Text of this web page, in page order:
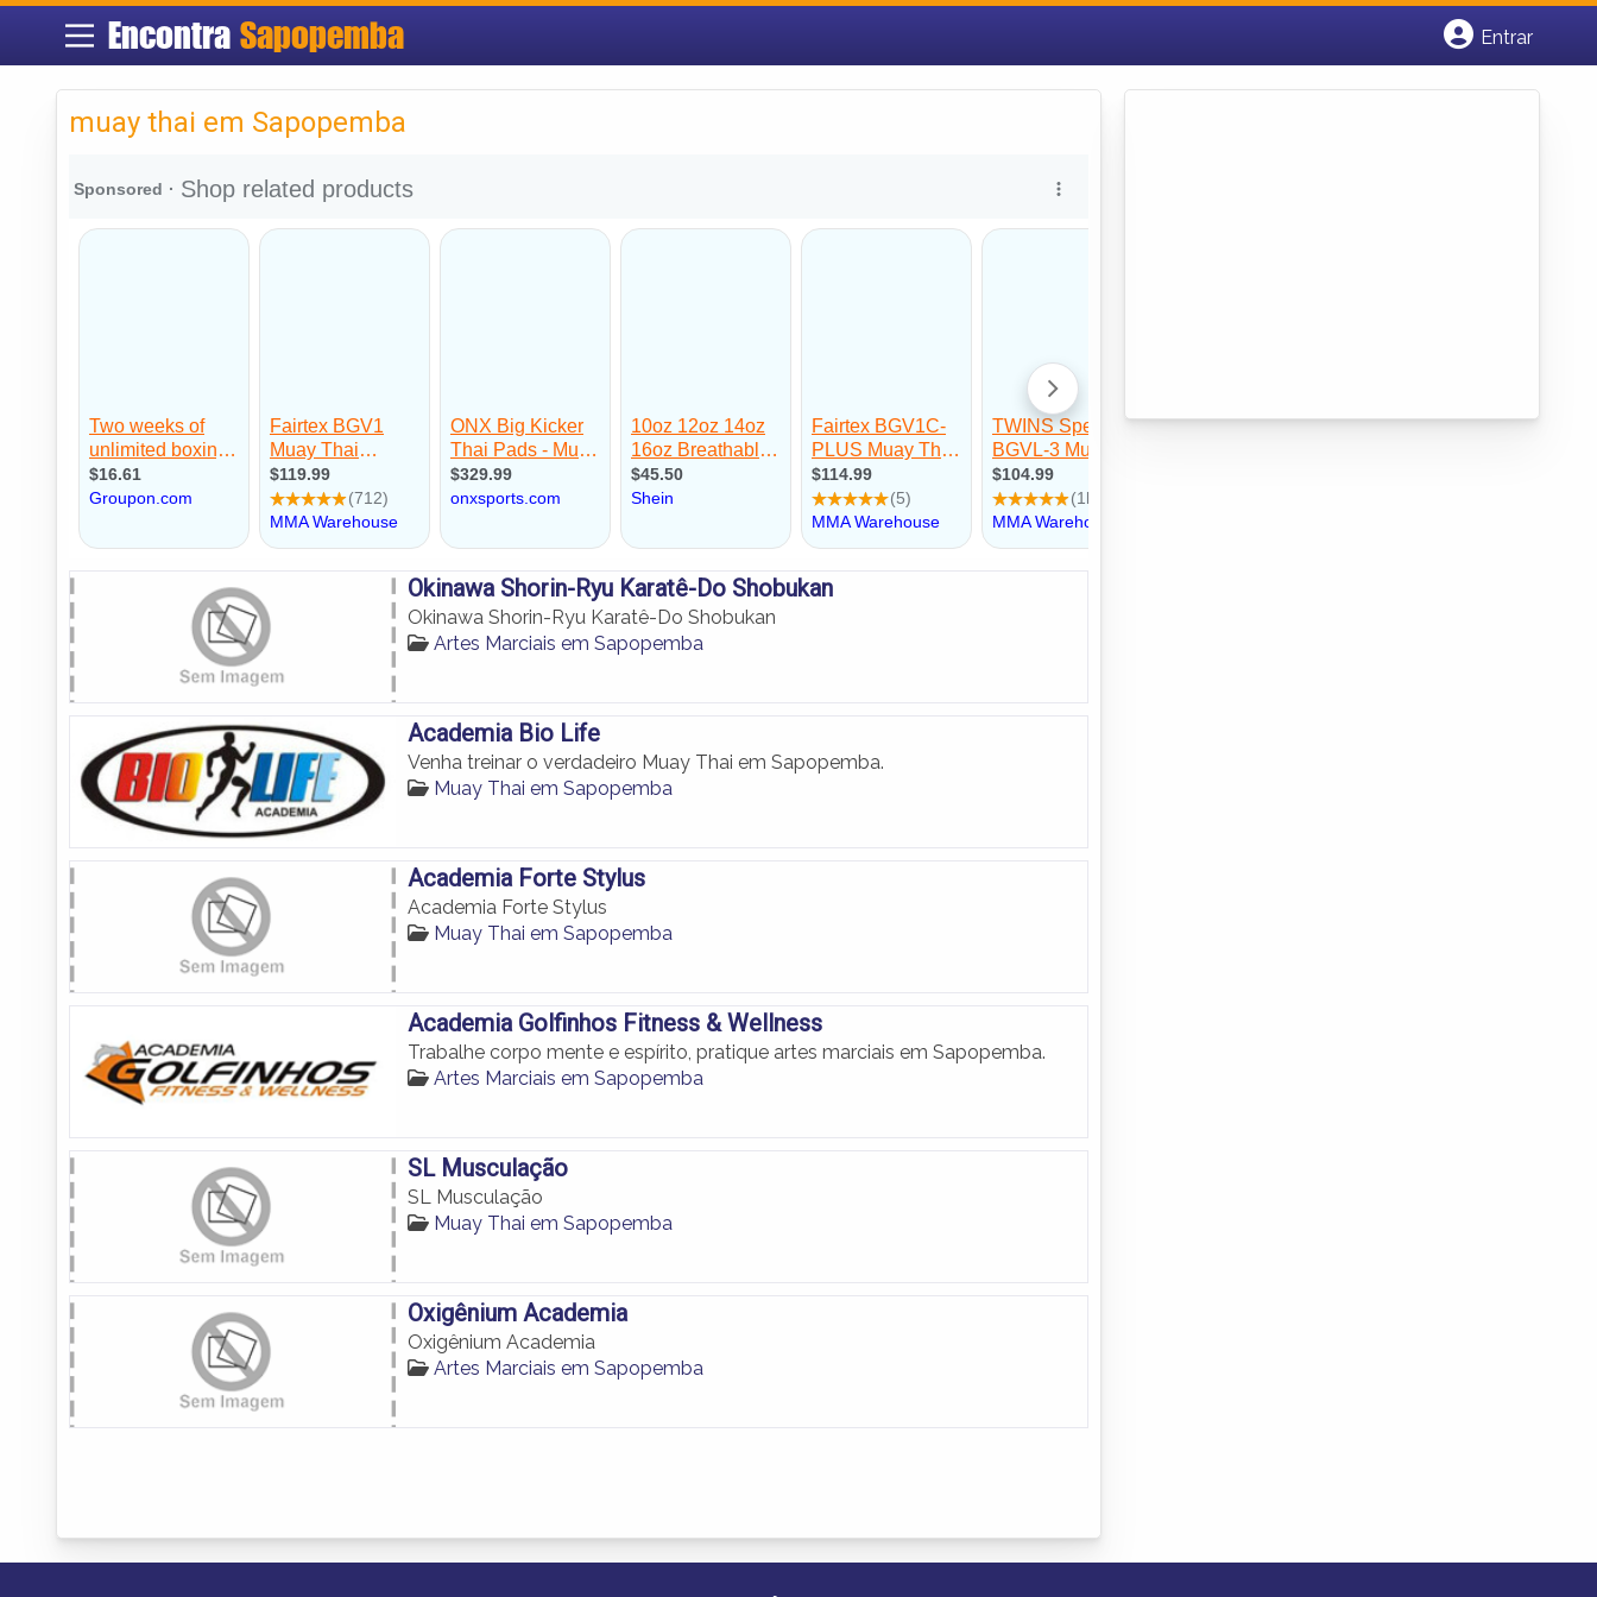
Encontra Sapopemba
Entrar
muay thai em Sapopemba
Okinawa Shorin-Ryu Karatê-Do Shobukan
Okinawa Shorin-Ryu Karatê-Do Shobukan
Artes Marciais em Sapopemba
Academia Bio Life
Venha treinar o verdadeiro Muay Thai em Sapopemba.
Muay Thai em Sapopemba
Academia Forte Stylus
Academia Forte Stylus
Muay Thai em Sapopemba
Academia Golfinhos Fitness & Wellness
Trabalhe corpo mente e espírito, pratique artes marciais em Sapopemba.
Artes Marciais em Sapopemba
SL Musculação
SL Musculação
Muay Thai em Sapopemba
Oxigênium Academia
Oxigênium Academia
Artes Marciais em Sapopemba